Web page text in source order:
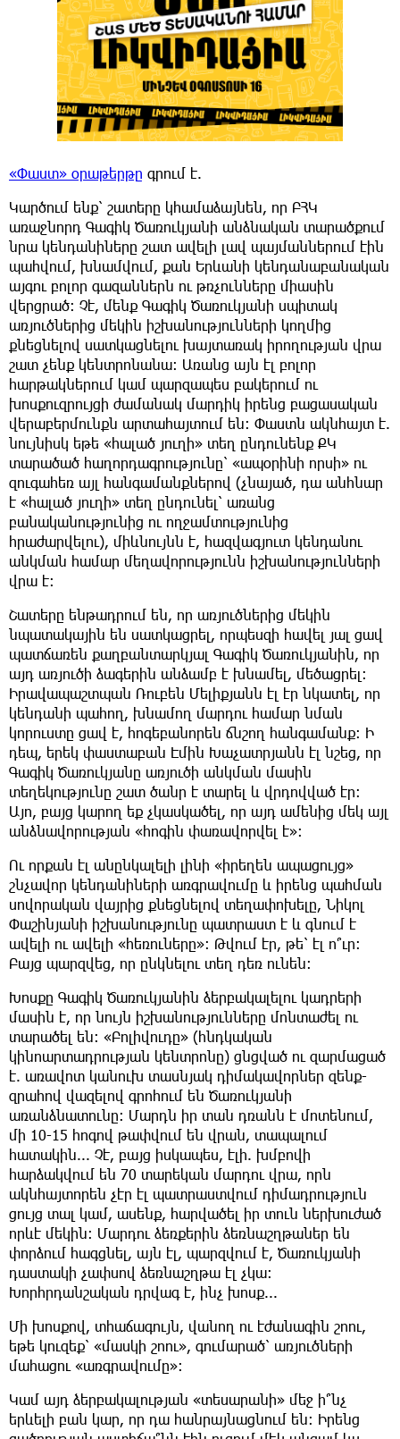
«Փաստ» օրաթերթը գրում է.
Կարծում ենք՝ շատերը կհամաձայնեն, որ ԲՀԿ
առաջնորդ Գագիկ Ծառուկյանի անձնական տարածքում
նրա կենդանիները շատ ավելի լավ պայմաններում էին
պահվում, խնամվում, քան Երևանի կենդանաբանական
այգու բոլոր գազաններն ու թռչունները միասին
վերցրած: Չէ, մենք Գագիկ Ծառուկյանի սպիտակ
առյուծներից մեկին իշխանությունների կողմից
քնեցնելով սատկացնելու խայտառակ իրողության վրա
շատ չենք կենտրոնանա: Առանց այն էլ բոլոր
հարթակներում կամ պարզապես բակերում ու
խոսքուզրույցի ժամանակ մարդիկ իրենց բացասական
վերաբերմունքն արտահայտում են: Փաստն ակնհայտ է.
նույնիսկ եթե «հալած յուղի» տեղ ընդունենք ՔԿ
տարածած հաղորդագրությունը՝ «ապօրինի որսի» ու
զուգահեռ այլ հանգամանքներով (չնայած, դա անհնար
է «հալած յուղի» տեղ ընդունել՝ առանց
բանականությունից ու ողջամտությունից
հրաժարվելու), միևնույնն է, հազվագյուտ կենդանու
անկման համար մեղավորությունն իշխանությունների
վրա է:
Շատերը ենթադրում են, որ առյուծներից մեկին
նպատակային են սատկացրել, որպեսզի հավել յալ ցավ
պատճառեն քաղբանտարկյալ Գագիկ Ծառուկյանին, որ
այդ առյուծի ձագերին անձամբ է խնամել, մեծացրել:
Իրավապաշտպան Ռուբեն Մելիքյանն էլ էր նկատել, որ
կենդանի պահող, խնամող մարդու համար նման
կորուստը ցավ է, հոգեբանորեն ճնշող հանգամանք: Ի
դեպ, երեկ փաստաբան Էմին Խաչատրյանն էլ նշեց, որ
Գագիկ Ծառուկյանը առյուծի անկման մասին
տեղեկությունը շատ ծանր է տարել և վրդովված էր:
Այո, բայց կարող եք չկասկածել, որ այդ ամենից մեկ այլ
անձնավորության «հոգին փառավորվել է»:
Ու որքան էլ անընկալելի լինի «իրեղեն ապացույց»
շնչավոր կենդանիների առգրավումը և իրենց պահման
սովորական վայրից քնեցնելով տեղափոխելը, Նիկոլ
Փաշինյանի իշխանությունը պատրաստ է և գնում է
ավելի ու ավելի «հեռուները»: Թվում էր, թե՝ էլ ո՞ւր:
Բայց պարզվեց, որ ընկնելու տեղ դեռ ունեն:
Խոսքը Գագիկ Ծառուկյանին ձերբակալելու կադրերի
մասին է, որ նույն իշխանությունները մոնտաժել ու
տարածել են: «Բոլիվուդը» (հնդկական
կինոարտադրության կենտրոնը) ցնցված ու զարմացած
է. առավոտ կանուխ տասնյակ դիմակավորներ զենք-
զրահով վազելով գրոհում են Ծառուկյանի
առանձնատունը: Մարդն իր տան դռանն է մոտենում,
մի 10-15 հոգով թափվում են վրան, տապալում
հատակին... Չէ, բայց իսկապես, էլի. խմբովի
հարձակվում են 70 տարեկան մարդու վրա, որն
ակնհայտորեն չէր էլ պատրաստվում դիմադրություն
ցույց տալ կամ, ասենք, հարվածել իր տուն ներխուժած
որևէ մեկին: Մարդու ձեռքերին ձեռնաշղթաներ են
փորձում հագցնել, այն էլ, պարզվում է, Ծառուկյանի
դաստակի չափսով ձեռնաշղթա էլ չկա:
Խորհրդանշական դրվագ է, ինչ խոսք...
Մի խոսքով, տհաճագույն, վանող ու էժանագին շոու,
եթե կուզեք՝ «մասկի շոու», գումարած՝ առյուծների
մահացու «առգրավումը»:
Կամ այդ ձերբակալության «տեսարանի» մեջ ի՞նչ
երևելի բան կար, որ դա հանրայնացնում են: Իրենց